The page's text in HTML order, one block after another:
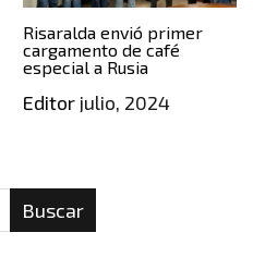
Risaralda envió primer
cargamento de café
especial a Rusia
Editorjulio, 2024
Buscar